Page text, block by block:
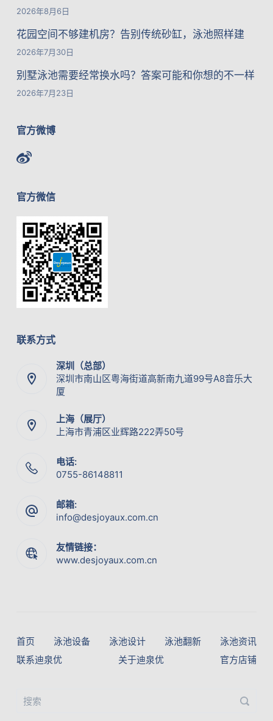
2026年8月6日
花园空间不够建机房？告别传统砂缸，泳池照样建
2026年7月30日
别墅泳池需要经常换水吗？答案可能和你想的不一样
2026年7月23日
官方微博
官方微信
联系方式
深圳（总部）
深圳市南山区粤海街道高新南九道99号A8音乐大
厦
上海（展厅）
上海市青浦区业辉路222弄50号
电话:
0755-86148811
邮箱:
info@desjoyaux.com.cn
友情链接：
www.desjoyaux.com.cn
首页 泳池设备 泳池设计 泳池翻新
泳池资讯
联系迪泉优
关于迪泉优 官方店铺